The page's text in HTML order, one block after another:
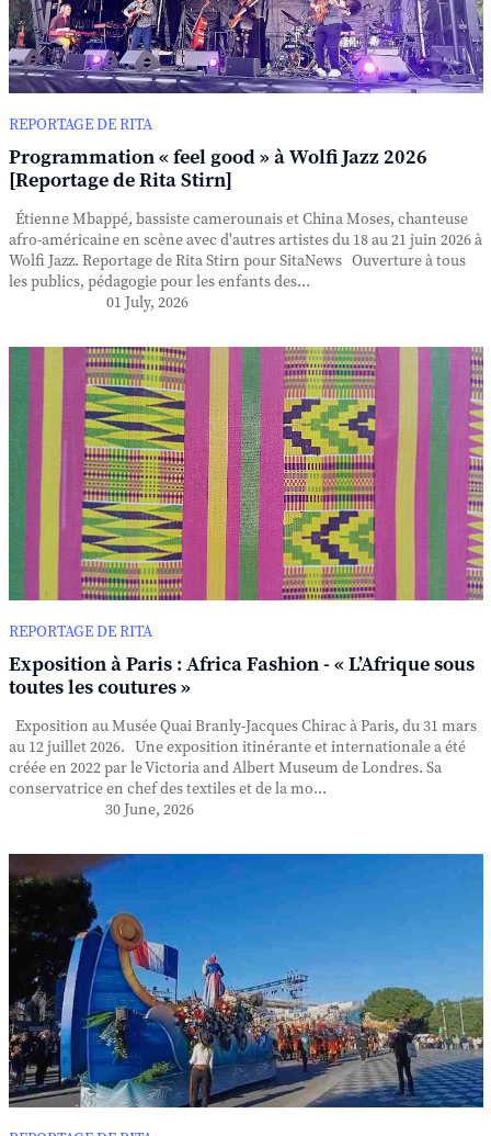
REPORTAGE DE RITA
Programmation « feel good » à Wolfi Jazz 2026
[Reportage de Rita Stirn]
Étienne Mbappé, bassiste camerounais et China Moses, chanteuse
afro-américaine en scène avec d'autres artistes du 18 au 21 juin 2026 à
Wolfi Jazz. Reportage de Rita Stirn pour SitaNews Ouverture à tous
les publics, pédagogie pour les enfants des...
01 July, 2026
REPORTAGE DE RITA
Exposition à Paris : Africa Fashion - « L’Afrique sous
toutes les coutures »
Exposition au Musée Quai Branly-Jacques Chirac à Paris, du 31 mars
au 12 juillet 2026. Une exposition itinérante et internationale a été
créée en 2022 par le Victoria and Albert Museum de Londres. Sa
conservatrice en chef des textiles et de la mo...
30 June, 2026